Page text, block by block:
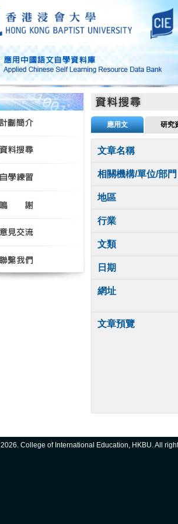
應用文 研究
文章名稱
相關機構/單位/部門
地區
行業
文類
日期
網址
文章預覽
2026. College of International Education, HKBU. All